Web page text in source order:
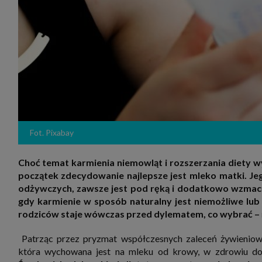
2.
3.
móc
Cię
Na
Fot. Pixabay
Choć temat karmienia niemowląt i rozszerzania diety
początek zdecydowanie najlepsze jest mleko matki.
odżywczych, zawsze jest pod ręką i dodatkowo
gdy karmienie w sposób naturalny jest niemożliwe
rodziców staje wówczas przed dylematem, co wybrać
Patrząc przez pryzmat współczesnych zaleceń
która wychowana jest na mleku od krowy, w zdrowiu